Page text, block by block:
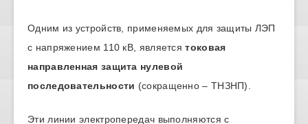
Одним из устройств, применяемых для защиты ЛЭП
с напряжением 110 кВ, являетсятоковая
направленная защита нулевой
последовательности (сокращенно – ТНЗНП).
Эти линии электропередач выполняются с